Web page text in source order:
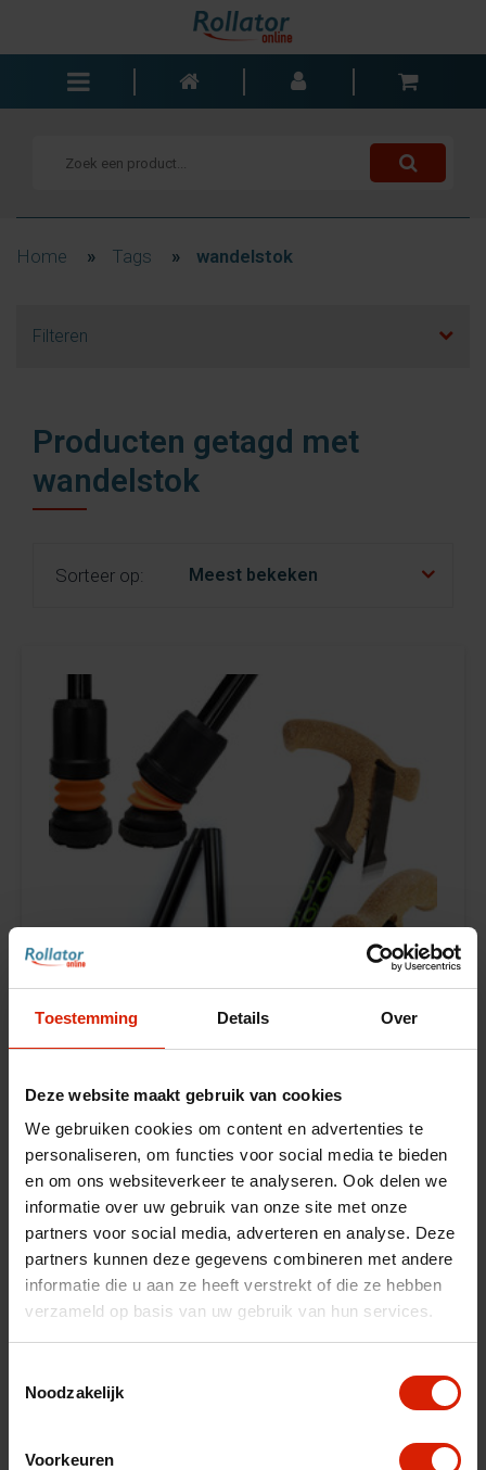
Toestemming Details Over
Deze website maakt gebruik van cookies
We gebruiken cookies om content en advertenties te
personaliseren, om functies voor social media te bieden
en om ons websiteverkeer te analyseren. Ook delen we
informatie over uw gebruik van onze site met onze
partners voor social media, adverteren en analyse. Deze
partners kunnen deze gegevens combineren met andere
informatie die u aan ze heeft verstrekt of die ze hebben
verzameld op basis van uw gebruik van hun services.
Noodzakelijk
Voorkeuren
Rolstoelen
Blogs
nl
fr
Home » Tags » wandelstok
Filteren
Producten getagd met
wandelstok
Sorteer op:
Flexyfoot wandelstok
De stok die uitglijden vermijdt
€59,74